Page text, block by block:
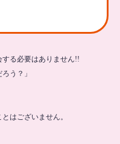
る必要はありません!!
う？」
はございません。